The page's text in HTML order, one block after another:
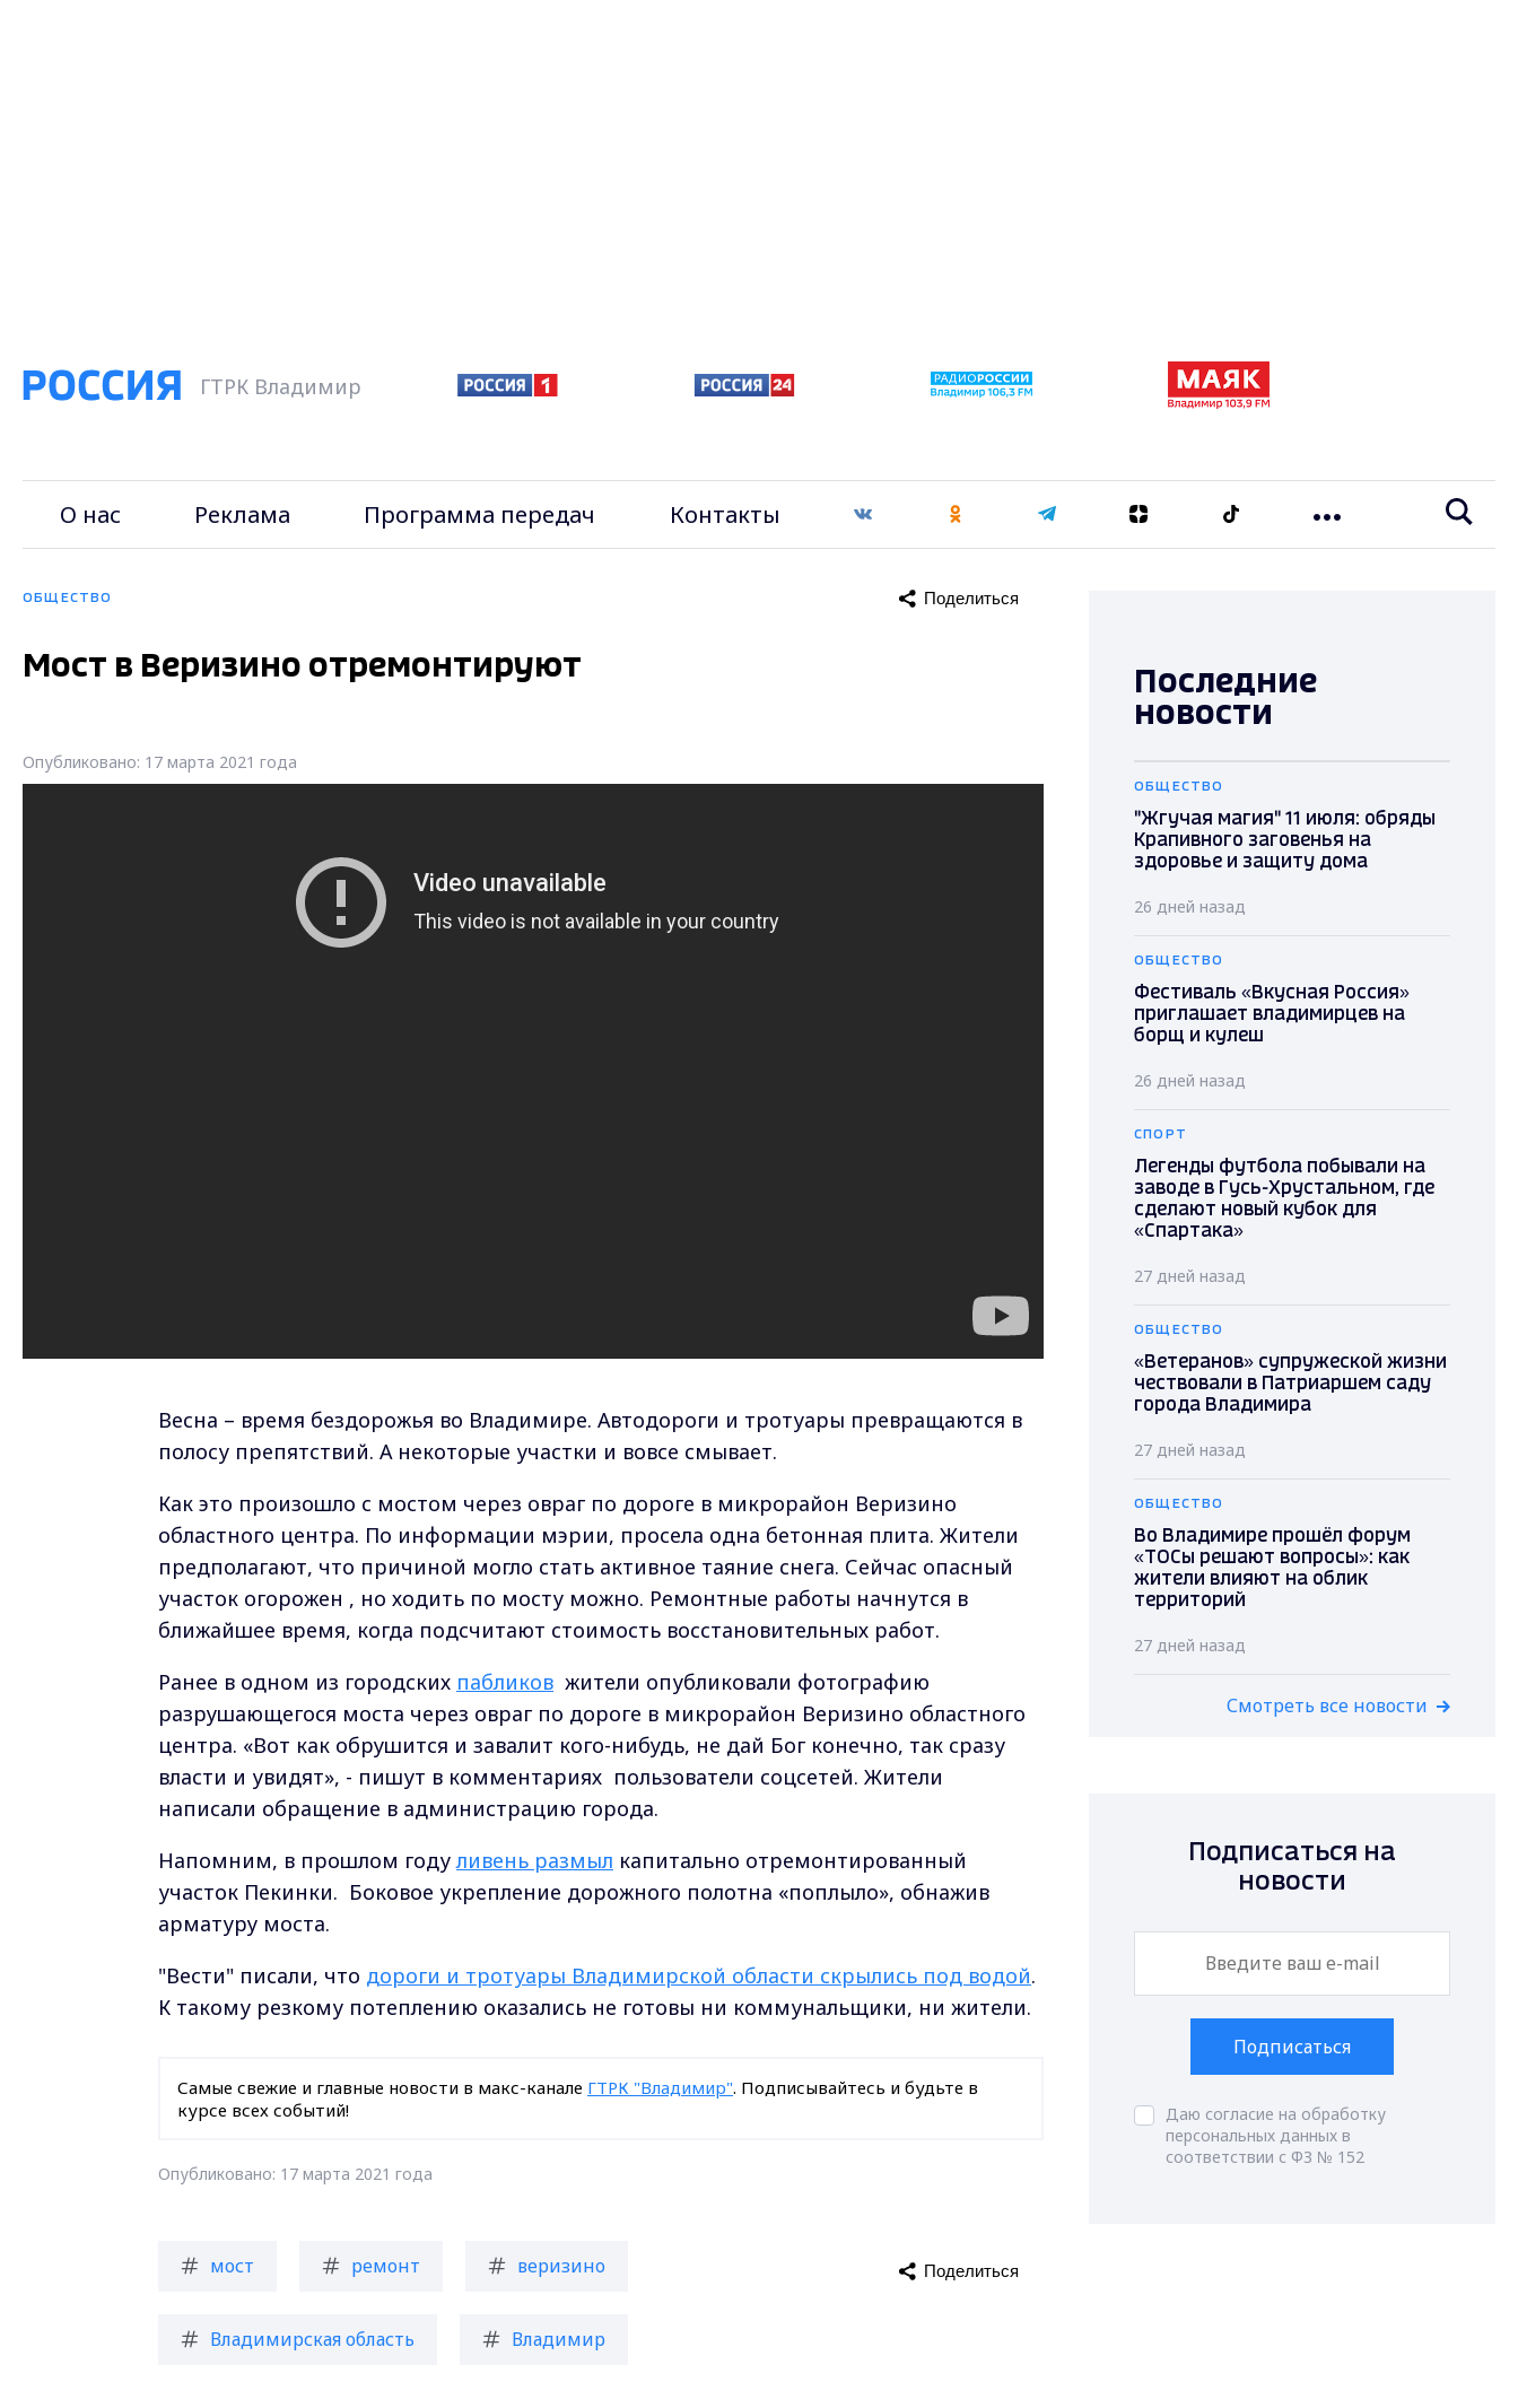
ГТРК Владимир
О нас Реклама Программа передач Контакты
ОБЩЕСТВО Поделиться
Мост в Веризино отремонтируют
Опубликовано: 17 марта 2021 года
Весна – время бездорожья во Владимире. Автодороги и тротуары превращаются в
полосу препятствий. А некоторые участки и вовсе смывает.
Как это произошло с мостом через овраг по дороге в микрорайон Веризино
областного центра. По информации мэрии, просела одна бетонная плита. Жители
предполагают, что причиной могло стать активное таяние снега. Сейчас опасный
участок огорожен , но ходить по мосту можно. Ремонтные работы начнутся в
ближайшее время, когда подсчитают стоимость восстановительных работ.
Ранее в одном из городских пабликов жители опубликовали фотографию
разрушающегося моста через овраг по дороге в микрорайон Веризино областного
центра. «Вот как обрушится и завалит кого-нибудь, не дай Бог конечно, так сразу
власти и увидят», - пишут в комментариях пользователи соцсетей. Жители
написали обращение в администрацию города.
Напомним, в прошлом годуливень размыл капитально отремонтированный
участок Пекинки. Боковое укрепление дорожного полотна «поплыло», обнажив
арматуру моста.
"Вести" писали, что дороги и тротуары Владимирской области скрылись под водой.
К такому резкому потеплению оказались не готовы ни коммунальщики, ни жители.
Самые свежие и главные новости в макс-канале ГТРК "Владимир". Подписывайтесь и будьте в
курсе всех событий!
Опубликовано: 17 марта 2021 года
мост ремонт веризино
Владимирская область Владимир
Поделиться
Последние
новости
ОБЩЕСТВО
"Жгучая магия" 11 июля: обряды
Крапивного заговенья на
здоровье и защиту дома
26 дней назад
ОБЩЕСТВО
Фестиваль «Вкусная Россия»
приглашает владимирцев на
борщ и кулеш
26 дней назад
СПОРТ
Легенды футбола побывали на
заводе в Гусь-Хрустальном, где
сделают новый кубок для
«Спартака»
27 дней назад
ОБЩЕСТВО
«Ветеранов» супружеской жизни
чествовали в Патриаршем саду
города Владимира
27 дней назад
ОБЩЕСТВО
Во Владимире прошёл форум
«ТОСы решают вопросы»: как
жители влияют на облик
территорий
27 дней назад
Смотреть все новости
Подписаться на
новости
Подписаться
Даю согласие на обработку
персональных данных в
соответствии с ФЗ № 152